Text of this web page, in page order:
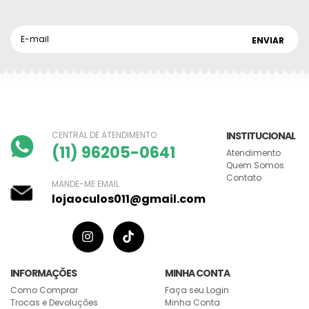
CENTRAL DE ATENDIMENTO
(11) 96205-0641
MANDE-ME EMAIL
lojaoculos011@gmail.com
INSTITUCIONAL
Atendimento
Quem Somos
Contato
INFORMAÇÕES
Como Comprar
Trocas e Devoluções
MINHA CONTA
Faça seu Login
Minha Conta